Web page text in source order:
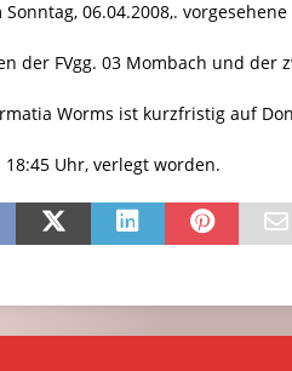
Sonntag, 06.04.2008,.
der FVgg. 03 Mombach und der
Worms ist kurzfristig auf
Uhr, verlegt worden.